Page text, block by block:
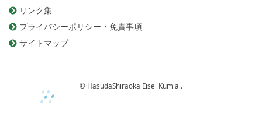
リンク集
プライバシーポリシー・免責事項
サイトマップ
© HasudaShiraoka Eisei Kumiai.